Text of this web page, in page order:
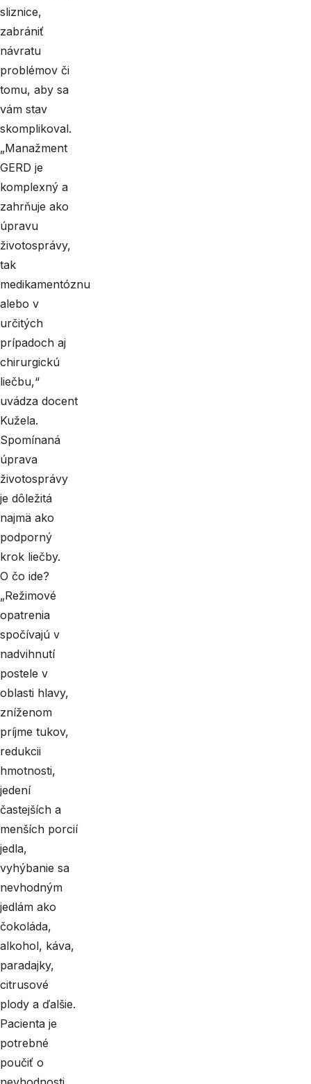
sliznice,
zabrániť
návratu
problémov či
tomu, aby sa
vám stav
skomplikoval.
„Manažment
GERD je
komplexný a
zahrňuje ako
úpravu
životosprávy,
tak
medikamentóznu
alebo v
určitých
prípadoch aj
chirurgickú
liečbu,“
uvádza docent
Kužela.
Spomínaná
úprava
životosprávy
je dôležitá
najmä ako
podporný
krok liečby.
O čo ide?
„Režimové
opatrenia
spočívajú v
nadvihnutí
postele v
oblasti hlavy,
zníženom
príjme tukov,
redukcii
hmotnosti,
jedení
častejších a
menších porcií
jedla,
vyhýbanie sa
nevhodným
jedlám ako
čokoláda,
alkohol, káva,
paradajky,
citrusové
plody a ďalšie.
Pacienta je
potrebné
poučiť o